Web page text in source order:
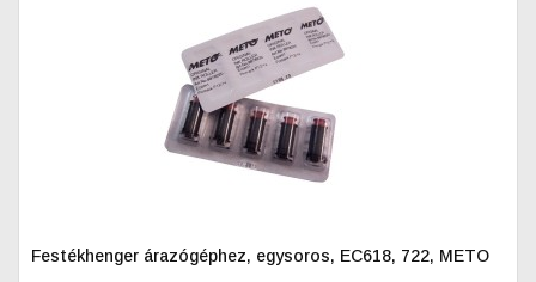
Festékhenger árazógéphez, egysoros, EC618, 722, METO